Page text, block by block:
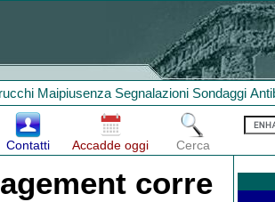
Maipiusenza Segnalazioni Sondaggi
Contatti Accadde oggi Cerca
corre